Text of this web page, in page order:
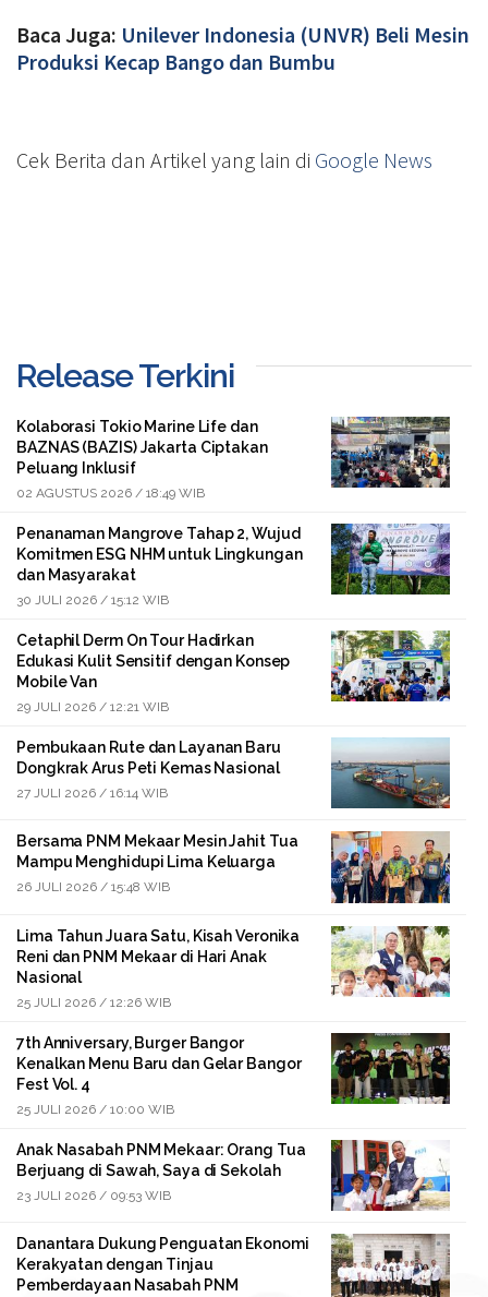
Baca Juga: Unilever Indonesia (UNVR) Beli Mesin
Produksi Kecap Bango dan Bumbu
Cek Berita dan Artikel yang lain di Google News
Release Terkini
Kolaborasi Tokio Marine Life dan
BAZNAS (BAZIS) Jakarta Ciptakan
Peluang Inklusif
02 AGUSTUS 2026 / 18:49 WIB
Penanaman Mangrove Tahap 2, Wujud
Komitmen ESG NHM untuk Lingkungan
dan Masyarakat
30 JULI 2026 / 15:12 WIB
Cetaphil Derm On Tour Hadirkan
Edukasi Kulit Sensitif dengan Konsep
Mobile Van
29 JULI 2026 / 12:21 WIB
Pembukaan Rute dan Layanan Baru
Dongkrak Arus Peti Kemas Nasional
27 JULI 2026 / 16:14 WIB
Bersama PNM Mekaar Mesin Jahit Tua
Mampu Menghidupi Lima Keluarga
26 JULI 2026 / 15:48 WIB
Lima Tahun Juara Satu, Kisah Veronika
Reni dan PNM Mekaar di Hari Anak
Nasional
25 JULI 2026 / 12:26 WIB
7th Anniversary, Burger Bangor
Kenalkan Menu Baru dan Gelar Bangor
Fest Vol. 4
25 JULI 2026 / 10:00 WIB
Anak Nasabah PNM Mekaar: Orang Tua
Berjuang di Sawah, Saya di Sekolah
23 JULI 2026 / 09:53 WIB
Danantara Dukung Penguatan Ekonomi
Kerakyatan dengan Tinjau
Pemberdayaan Nasabah PNM